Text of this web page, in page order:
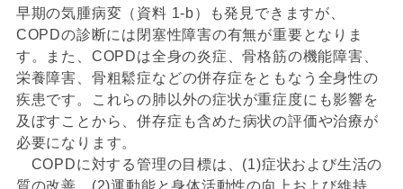
早期の気腫病変（資料 1-b）も発見できますが、
COPDの診断には閉塞性障害の有無が重要となりま
す。また、COPDは全身の炎症、骨格筋の機能障害、
栄養障害、骨粗鬆症などの併存症をともなう全身性の
疾患です。これらの肺以外の症状が重症度にも影響を
及ぼすことから、併存症も含めた病状の評価や治療が
必要になります。
COPDに対する管理の目標は、(1)症状および生活の
質の改善、(2)運動能と身体活動性の向上および維持、